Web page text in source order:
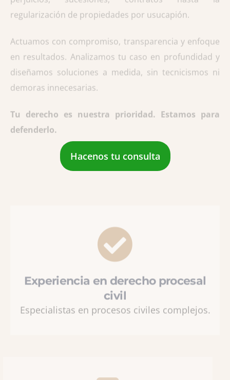
regularización de propiedades por usucapión.
en resultados. Analizamos tu caso en profundidad y
diseñamos soluciones a medida, sin tecnicismos ni
Hacenos tu consulta
Experiencia en derecho procesal
civil
Especialistas en procesos civiles complejos.